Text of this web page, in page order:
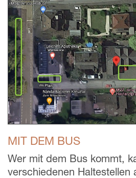
MIT DEM BUS
Wer mit dem Bus kommt,
verschiedenen Haltestellen